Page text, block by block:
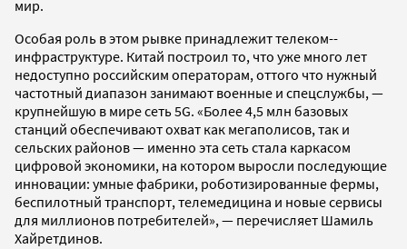
мир.
Особая роль в этом рывке принадлежит телеком-­
инфраструктуре. Китай построил то, что уже много лет
недоступно российским операторам, оттого что нужный
частотный диапазон занимают военные и спецслужбы, —
крупнейшую в мире сеть 5G. «Более 4,5 млн базовых
станций обеспечивают охват как мегаполисов, так и
сельских районов — именно эта сеть стала каркасом
цифровой экономики, на котором выросли последующие
инновации: умные фабрики, роботизированные фермы,
беспилотный транспорт, телемедицина и новые сервисы
для миллионов потребителей», — перечисляет Шамиль
Хайретдинов.